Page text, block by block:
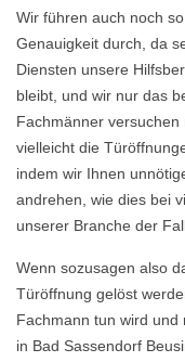
Wir führen auch noch
Genauigkeit durch, da
Diensten unsere
bleibt, und wir nur das
Fachmänner versuchen
vielleicht die
indem wir Ihnen
andrehen, wie dies bei
unserer Branche der
Wenn sozusagen also
Türöffnung gelöst
Fachmann tun wird und
in Bad Sassendorf